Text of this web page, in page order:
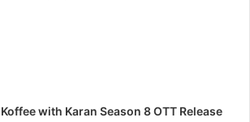
Koffee with Karan Season 8 OTT Release